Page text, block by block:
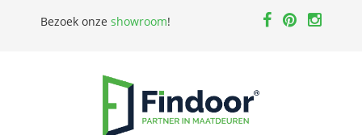
Bezoek onze showroom!